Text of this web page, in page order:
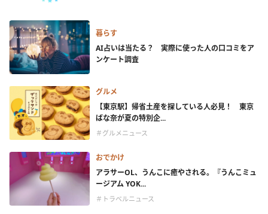
暮らす
AI占いは当たる？ 実際に使った人の口コミをア
ンケート調査
グルメ
【東京駅】帰省土産を探している人必見！ 東京
ばな奈が夏の特別企...
＃グルメニュース
おでかけ
アラサーOL、うんこに癒やされる。『うんこミュ
ージアム YOK...
＃トラベルニュース